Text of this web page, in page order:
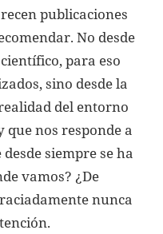
publicaciones
No desde
para eso
sino desde la
del entorno
que nos responde a
siempre se ha
vamos? ¿De
nunca